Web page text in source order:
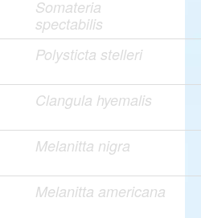
Somateria
spectabilis
Polysticta stelleri
Clangula hyemalis
Melanitta nigra
Melanitta americana